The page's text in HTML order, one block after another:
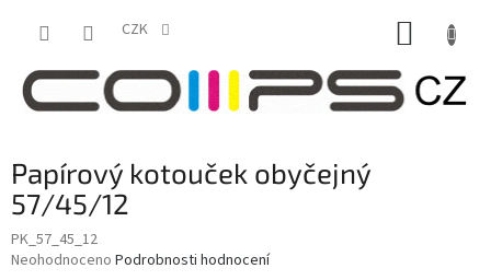
CZK
Papírový kotouček obyčejný
57/45/12
PK_57_45_12
Průměrné
Neohodnoceno Podrobnosti hodnocení